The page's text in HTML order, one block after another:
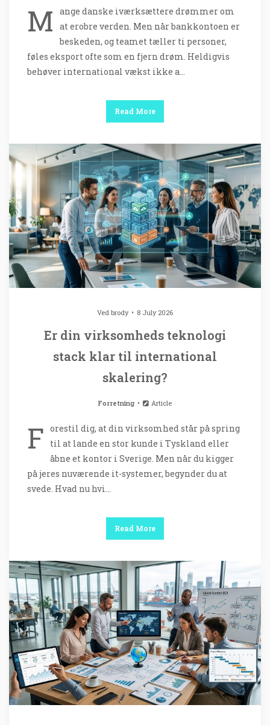
M
ange danske iværksættere drømmer om
at erobre verden. Men når bankkontoen er
beskeden, og teamet tæller ti personer,
føles eksport ofte som en fjern drøm. Heldigvis
behøver international vækst ikke a…
Read More
Ved brody 8 July 2026
Er din virksomheds teknologi
stack klar til international
skalering?
Forretning Article
F orestil dig, at din virksomhed står på spring
til at lande en stor kunde i Tyskland eller
åbne et kontor i Sverige. Men når du kigger
på jeres nuværende it-systemer, begynder du at
svede. Hvad nu hvi…
Read More